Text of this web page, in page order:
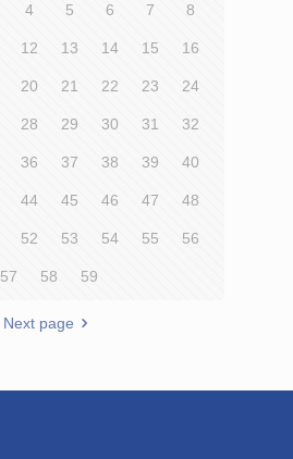
4 5 6 7 8
12 13 14 15 16
20 21 22 23 24
28 29 30 31 32
36 37 38 39 40
44 45 46 47 48
52 53 54 55 56
57 58 59
Next page